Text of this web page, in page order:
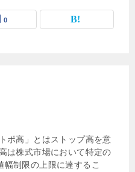
0
ポ高」とはストップ高を意
は株式市場において特定の
制限の上限に達するこ